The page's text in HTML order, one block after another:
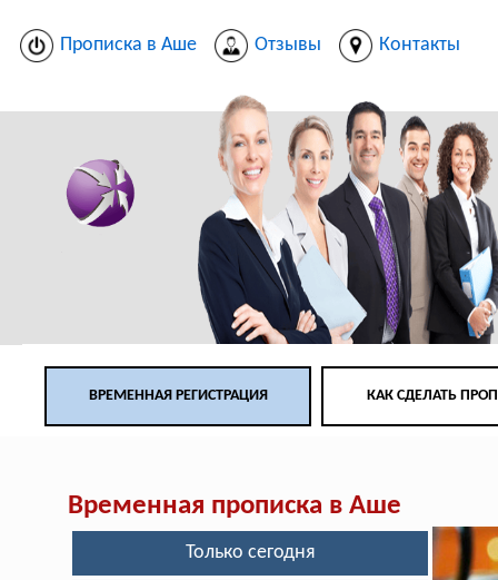
Прописка в Аше Отзывы Контакты
ВРЕМЕННАЯ РЕГИСТРАЦИЯ КАК СДЕЛАТЬ
Временная прописка в Аше
Только сегодня